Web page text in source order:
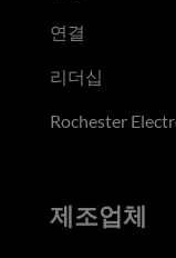
연결
리더십
Rochester
제조업체